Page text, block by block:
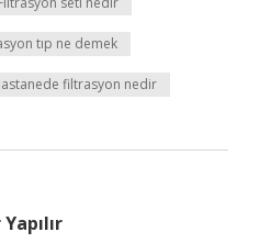
tıp ne demek
filtrasyon nedir